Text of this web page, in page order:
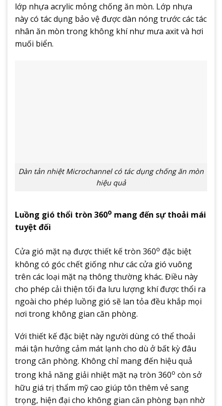
lớp nhựa acrylic mỏng chống ăn mòn. Lớp nhựa
này có tác dụng bảo vệ được dàn nóng trước các tác
nhân ăn mòn trong không khí như mưa axit và hơi
muối biển.
Dàn tản nhiệt Microchannel có tác dụng chống ăn mòn
hiệu quả
Luồng gió thổi tròn 360o mang đến sự thoải mái
tuyệt đối
Cửa gió mặt nạ được thiết kế tròn 360o đặc biệt
không có góc chết giống như các cửa gió vuông
trên các loại mặt nạ thông thường khác. Điều này
cho phép cải thiện tối đa lưu lượng khí được thổi ra
ngoài cho phép luồng gió sẽ lan tỏa đều khắp mọi
nơi trong không gian căn phòng.
Với thiết kế đặc biệt này người dùng có thể thoải
mái tận hưởng cảm mát lạnh cho dù ở bất kỳ đâu
trong căn phòng. Không chỉ mang đến hiệu quả
trong khả năng giải nhiệt mặt nạ tròn 360o còn sở
hữu giá trị thẩm mỹ cao giúp tôn thêm vẻ sang
trọng, hiện đại cho không gian căn phòng bạn nhờ